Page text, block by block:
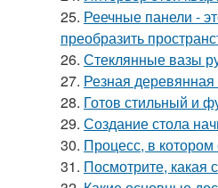
25. Реечные панели -
преобразить
26. Стеклянные вазы
27. Резная
28. Готов стильный и
29. Создание стола
30. Процесс, в
31. Посмотрите, какая